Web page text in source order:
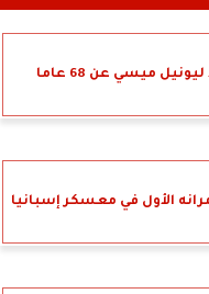
ميسي عن 68 عاما
الأول في معسكر إسبانيا